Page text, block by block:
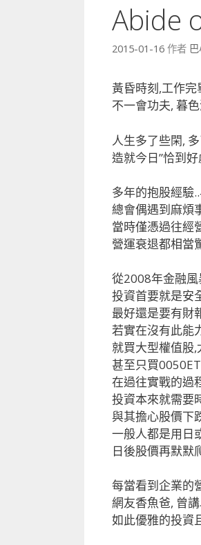
Abide
2015-01-16 作者
黃昏時刻,工作
不一會功夫, 暮
人生多了些閑,
造就今日”恰到
多年的抱股經驗..
總會偶遇到麻煩
當時僅憑過往經
營運衰退都相當
從2008年金融
投資首要就是安
最好還是要有財
若實在沒有此能
就買大型權值股
甚至只買
在過往實戰的過
投資本來就需要
與其擔心股價下
一般人都是用日
日後股價再默默
每當看到企業的
網友香魚爸, 曾
如此優雅的投資